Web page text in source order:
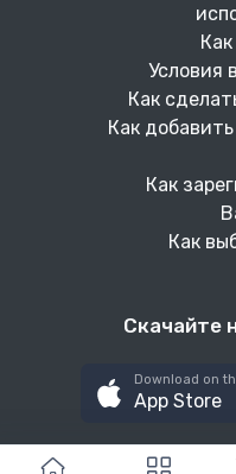
Условия
Как
Как
Как
Как
Скачайте
Download on
App Store